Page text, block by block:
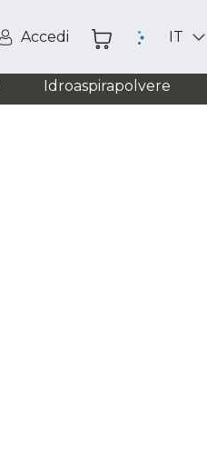
Accedi IT
Idroaspirapolvere